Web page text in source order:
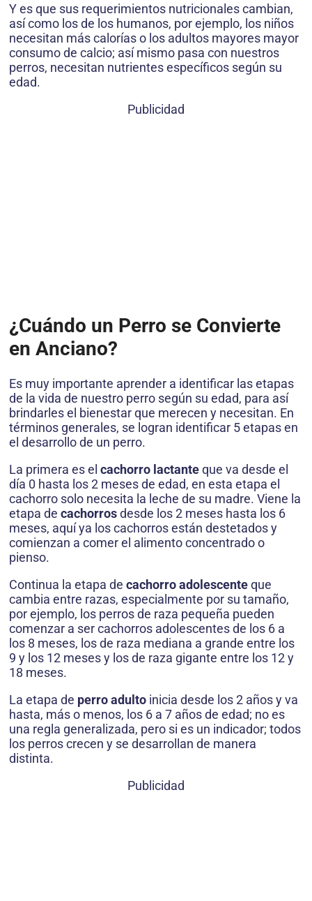
Y es que sus requerimientos nutricionales cambian,
así como los de los humanos, por ejemplo, los niños
necesitan más calorías o los adultos mayores mayor
consumo de calcio; así mismo pasa con nuestros
perros, necesitan nutrientes específicos según su
edad.
Publicidad
¿Cuándo un Perro se Convierte
en Anciano?
Es muy importante aprender a identificar las etapas
de la vida de nuestro perro según su edad, para así
brindarles el bienestar que merecen y necesitan. En
términos generales, se logran identificar 5 etapas en
el desarrollo de un perro.
La primera es el cachorro lactanteque va desde el
día 0 hasta los 2 meses de edad, en esta etapa el
cachorro solo necesita la leche de su madre. Viene la
etapa de cachorrosdesde los 2 meses hasta los 6
meses, aquí ya los cachorros están destetados y
comienzan a comer el alimento concentrado o
pienso.
Continua la etapa de cachorro adolescenteque
cambia entre razas, especialmente por su tamaño,
por ejemplo, los perros de raza pequeña pueden
comenzar a ser cachorros adolescentes de los 6 a
los 8 meses, los de raza mediana a grande entre los
9 y los 12 meses y los de raza gigante entre los 12 y
18 meses.
La etapa de perro adulto inicia desde los 2 años y va
hasta, más o menos, los 6 a 7 años de edad; no es
una regla generalizada, pero si es un indicador; todos
los perros crecen y se desarrollan de manera
distinta.
Publicidad